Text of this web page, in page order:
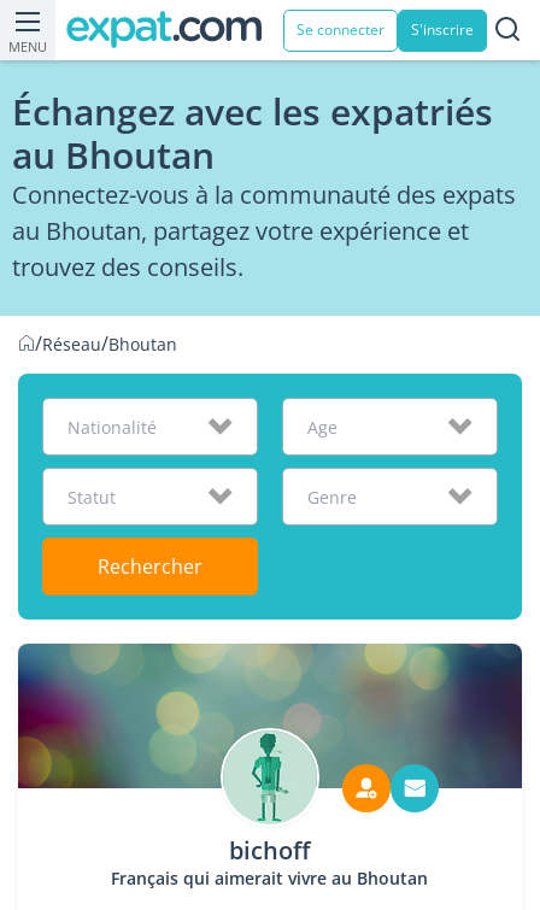
MENU
Se connecter S'inscrire
Échangez avec les expatriés
au Bhoutan
Connectez-vous à la communauté des expats
au Bhoutan, partagez votre expérience et
trouvez des conseils.
/Réseau/Bhoutan
Nationalité Age
Statut Genre
Rechercher
bichoff
Français qui aimerait vivre au Bhoutan